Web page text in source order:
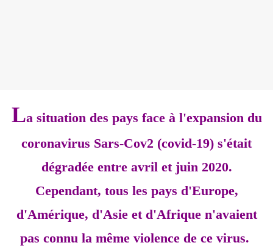
La situation des pays face à l'expansion du
coronavirus Sars-Cov2 (covid-19) s'était
dégradée entre avril et juin 2020.
Cependant, tous les pays d'Europe,
d'Amérique, d'Asie et d'Afrique n'avaient
pas connu la même violence de ce virus.